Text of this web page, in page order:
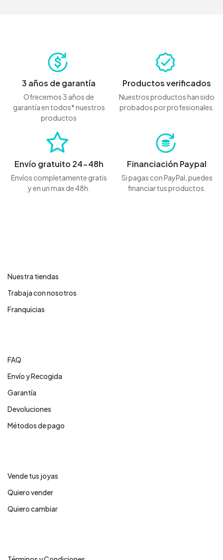
3 años de garantía
Ofrecemos 3 años de
garantía en todos* nuestros
productos
Productos verificados
Nuestros productos han sido
probados por profesionales.
Envío gratuito 24-48h
Envíos completamente gratis
y en un max de 48h.
Financiación Paypal
Si pagas con PayPal, puedes
financiar tus productos.
Nuestra tiendas
Trabaja con nosotros
Franquicias
FAQ
Envío y Recogida
Garantía
Devoluciones
Métodos de pago
Vende tus joyas
Quiero vender
Quiero cambiar